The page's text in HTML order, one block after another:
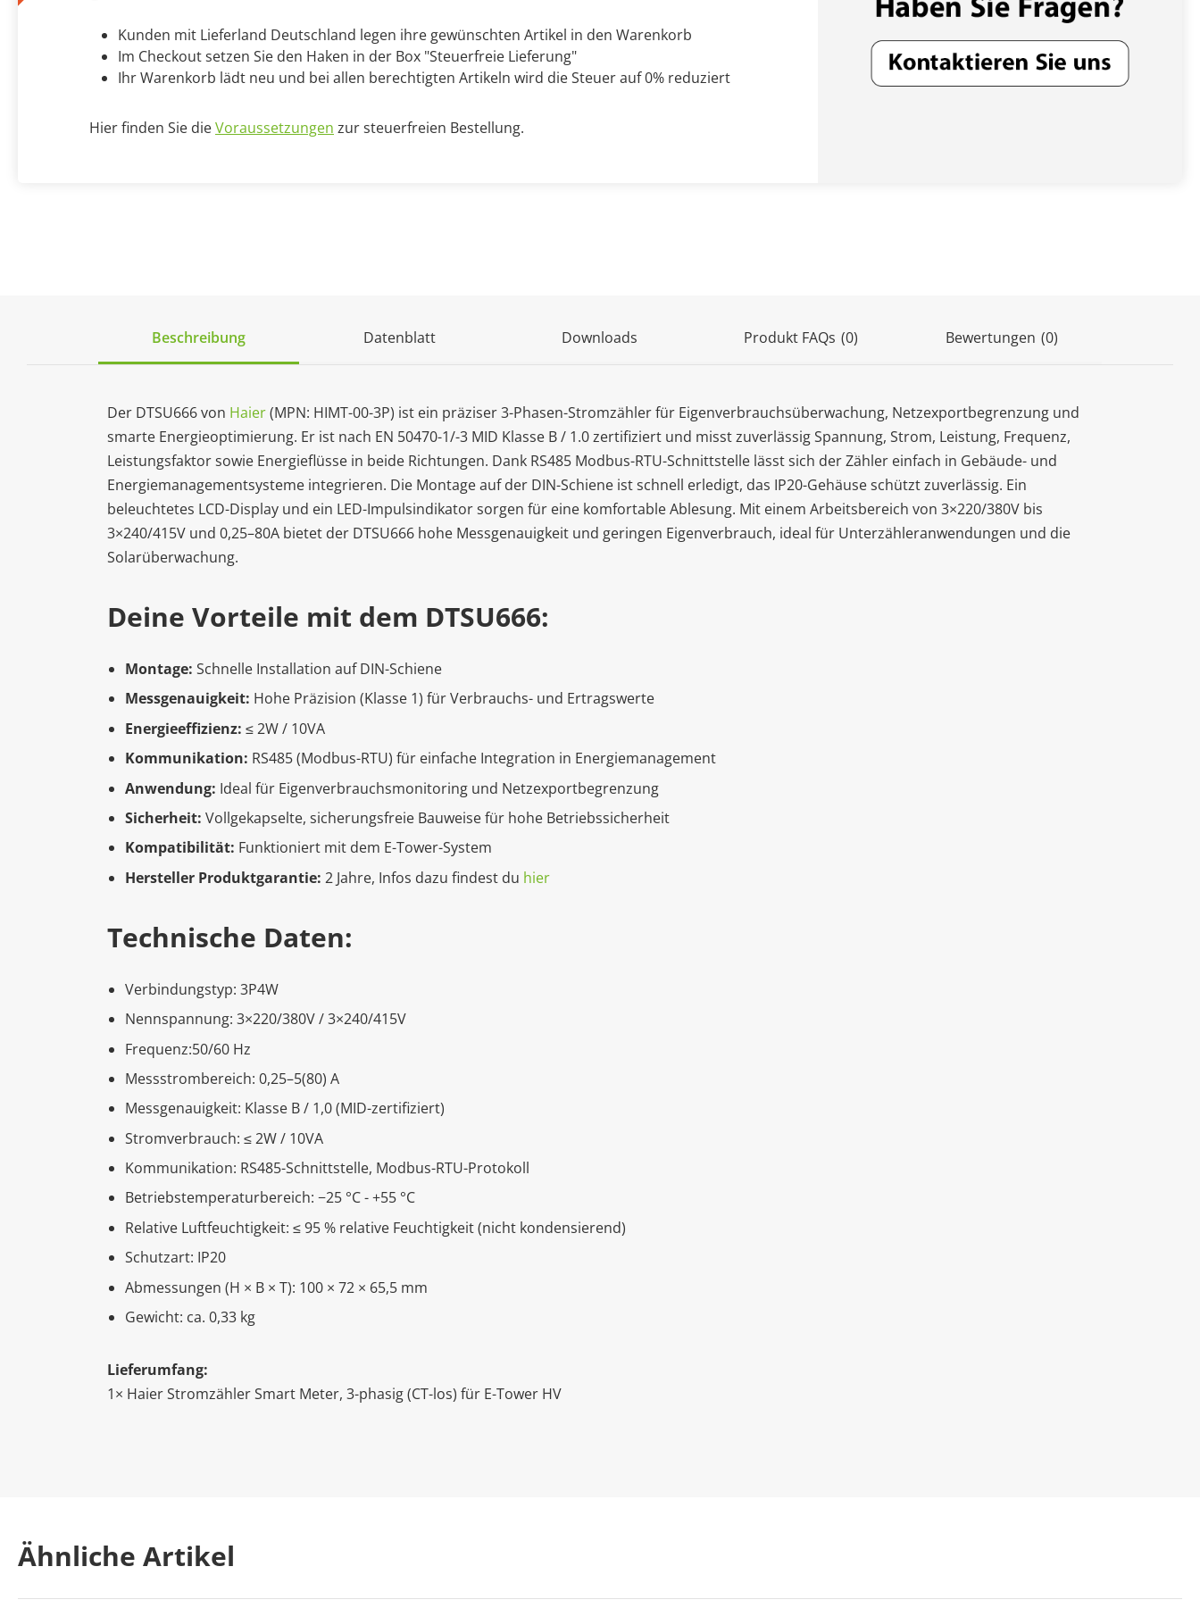
Kunden mit Lieferland Deutschland legen ihre gewünschten Artikel in den Warenkorb
Im Checkout setzen Sie den Haken in der Box "Steuerfreie Lieferung"
Ihr Warenkorb lädt neu und bei allen berechtigten Artikeln wird die Steuer auf 0% reduziert
Hier finden Sie dieVoraussetzungen zur steuerfreien Bestellung.
Ähnliche Artikel
Beschreibung Datenblatt Downloads Produkt FAQs (0) Bewertungen (0)
Der DTSU666 von Haier(MPN: HIMT-00-3P) ist ein präziser 3-Phasen-Stromzähler für Eigenverbrauchsüberwachung, Netzexportbegrenzung und
smarte Energieoptimierung. Er ist nach EN 50470-1/-3 MID Klasse B / 1.0 zertifiziert und misst zuverlässig Spannung, Strom, Leistung, Frequenz,
Leistungsfaktor sowie Energieflüsse in beide Richtungen. Dank RS485 Modbus-RTU-Schnittstelle lässt sich der Zähler einfach in Gebäude- und
Energiemanagementsysteme integrieren. Die Montage auf der DIN-Schiene ist schnell erledigt, das IP20-Gehäuse schützt zuverlässig. Ein
beleuchtetes LCD-Display und ein LED-Impulsindikator sorgen für eine komfortable Ablesung. Mit einem Arbeitsbereich von 3×220/380V bis
3×240/415V und 0,25–80A bietet der DTSU666 hohe Messgenauigkeit und geringen Eigenverbrauch, ideal für Unterzähleranwendungen und die
Solarüberwachung.
Deine Vorteile mit dem DTSU666:
Montage: Schnelle Installation auf DIN-Schiene
Messgenauigkeit: Hohe Präzision (Klasse 1) für Verbrauchs- und Ertragswerte
Energieeffizienz: ≤ 2W / 10VA
Kommunikation: RS485 (Modbus-RTU) für einfache Integration in Energiemanagement
Anwendung: Ideal für Eigenverbrauchsmonitoring und Netzexportbegrenzung
Sicherheit: Vollgekapselte, sicherungsfreie Bauweise für hohe Betriebssicherheit
Kompatibilität: Funktioniert mit dem E-Tower-System
Hersteller Produktgarantie: 2 Jahre, Infos dazu findest du hier
Technische Daten:
Verbindungstyp: 3P4W
Nennspannung: 3×220/380V / 3×240/415V
Frequenz:50/60 Hz
Messstrombereich: 0,25–5(80) A
Messgenauigkeit: Klasse B / 1,0 (MID-zertifiziert)
Stromverbrauch: ≤ 2W / 10VA
Kommunikation: RS485-Schnittstelle, Modbus-RTU-Protokoll
Betriebstemperaturbereich: −25 °C - +55 °C
Relative Luftfeuchtigkeit: ≤ 95 % relative Feuchtigkeit (nicht kondensierend)
Schutzart: IP20
Abmessungen (H × B × T): 100 × 72 × 65,5 mm
Gewicht: ca. 0,33 kg
Lieferumfang:
1× Haier Stromzähler Smart Meter, 3-phasig (CT-los) für E-Tower HV